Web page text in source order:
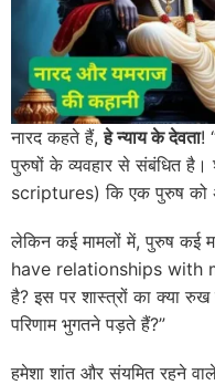
नारद कहते हैं,हे न्याय के देवता!
पुरुषों के व्यवहार से संबंधित
scriptures) कि एक पुरुष को
लेकिन कई मामलों में, पुरुष कई
have relationships with
है? इस पर शास्त्रों का क्या
परिणाम भुगतने पड़ते हैं?”
हमेशा शांत और संयमित रहने